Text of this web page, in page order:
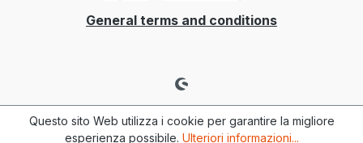
General terms and conditions
Questo sito Web utilizza i cookie per garantire la migliore
esperienza possibile. Ulteriori informazioni...